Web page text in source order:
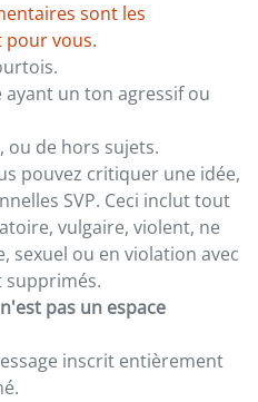
sont les
pour vous.
ayant un ton agressif ou
ou de hors sujets.
pouvez critiquer une idée,
SVP. Ceci inclut tout
vulgaire, violent, ne
sexuel ou en violation avec
supprimés.
pas un espace
inscrit entièrement